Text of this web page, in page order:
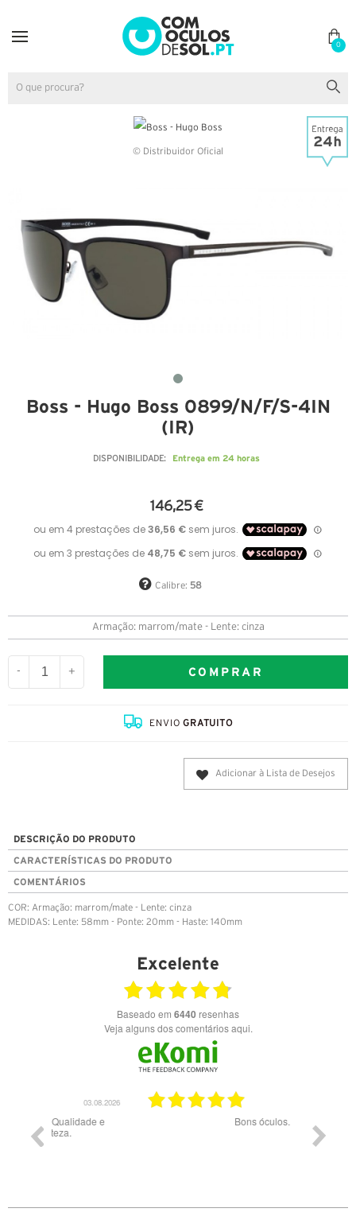
0
© Distribuidor Oficial
Boss - Hugo Boss 0899/N/F/S-4IN
(IR)
DISPONIBILIDADE: Entrega em 24 horas
146,25 €
Calibre: 58
Armação: marrom/mate - Lente: cinza
- + COMPRAR
ENVIOGRATUITO
Adicionar à Lista de Desejos
DESCRIÇÃO DO PRODUTO
CARACTERÍSTICAS DO PRODUTO
COMENTÁRIOS
COR: Armação: marrom/mate - Lente: cinza
MEDIDAS: Lente: 58mm - Ponte: 20mm - Haste: 140mm
Excelente
Baseado em 6440 resenhas
Veja alguns dos comentários aqui.